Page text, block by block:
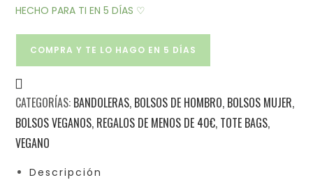
HECHO PARA TI EN 5 DÍAS ♡
COMPRA Y TE LO HAGO EN 5 DÍAS
CATEGORÍAS: BANDOLERAS, BOLSOS DE HOMBRO, BOLSOS MUJER,
BOLSOS VEGANOS, REGALOS DE MENOS DE 40€, TOTE BAGS,
VEGANO
Descripción